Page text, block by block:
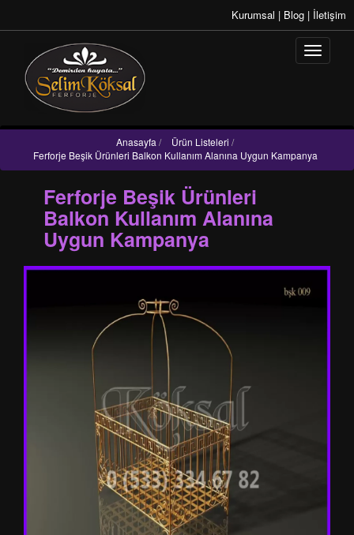
Kurumsal | Blog | İletişim
Anasayfa / Ürün Listeleri /
Ferforje Beşik Ürünleri Balkon Kullanım Alanına Uygun Kampanya
Ferforje Beşik Ürünleri
Balkon Kullanım Alanına
Uygun Kampanya